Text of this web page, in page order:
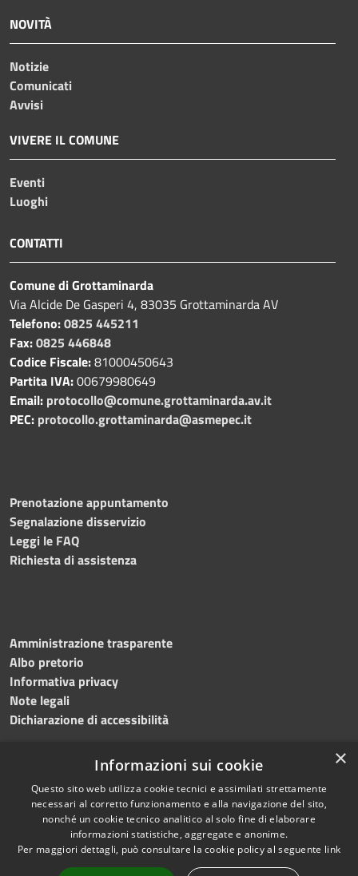
NOVITÀ
Notizie
Comunicati
Avvisi
VIVERE IL COMUNE
Eventi
Luoghi
CONTATTI
Comune di Grottaminarda
Via Alcide De Gasperi 4, 83035 Grottaminarda AV
Telefono:0825 445211
Fax:0825 446848
Codice Fiscale:81000450643
Partita IVA:00679980649
Email: protocollo@comune.grottaminarda.av.it
PEC: protocollo.grottaminarda@asmepec.it
Prenotazione appuntamento
Segnalazione disservizio
Leggi le FAQ
Richiesta di assistenza
Amministrazione trasparente
Albo pretorio
Informativa privacy
Note legali
Dichiarazione di accessibilità
RSS
Accessibilità
Cookie
Copyright © 2024 •
Comune diGrottaminarda
• Powered byMunicipium
•Redazione
×
Informazioni sui cookie
Questo sito web utilizza cookie tecnici e assimilati strettamente
necessari al corretto funzionamento e alla navigazione del sito,
nonché un cookie tecnico analitico al solo fine di elaborare
informazioni statistiche, aggregate e anonime.
Per maggiori dettagli, può consultare la cookie policy al seguente link